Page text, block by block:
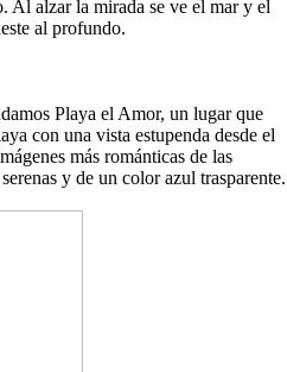
Al alzar la mirada se ve el mar y el
al profundo.
Playa el Amor, un lugar que
con una vista estupenda desde el
más románticas de las
y de un color azul trasparente.